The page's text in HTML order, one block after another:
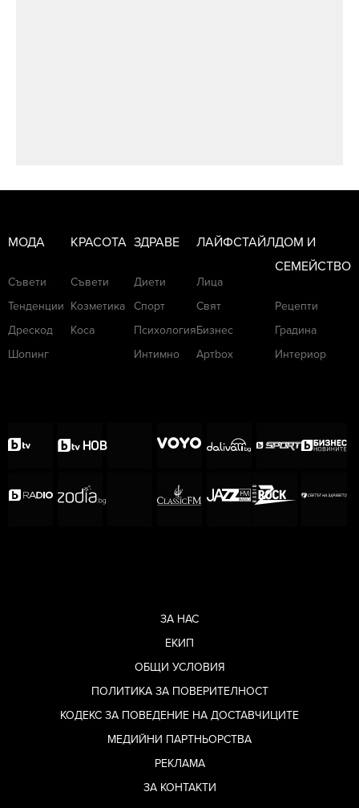
МОДА
Съвети
Тенденции
Дрескод
Шопинг
КРАСОТА
Съвети
Козметика
Коса
ЗДРАВЕ
Диети
Спорт
Психология
Интимно
ЛАЙФСТАЙЛ
Лица
Свят
Бизнес
Артbox
ДОМ И
СЕМЕЙСТВО
Рецепти
Градина
Интериор
ЗА НАС
ЕКИП
ОБЩИ УСЛОВИЯ
ПОЛИТИКА ЗА ПОВЕРИТЕЛНОСТ
КОДЕКС ЗА ПОВЕДЕНИЕ НА ДОСТАВЧИЦИТЕ
МЕДИЙНИ ПАРТНЬОРСТВА
РЕКЛАМА
ЗА КОНТАКТИ